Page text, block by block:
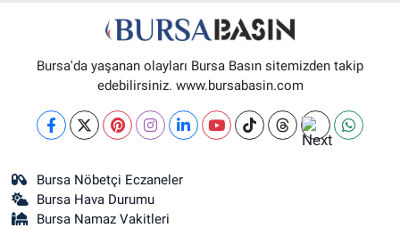
Bursa'da yaşanan olayları Bursa Basın sitemizden takip
edebilirsiniz. www.bursabasin.com
Bursa Nöbetçi Eczaneler
Bursa Hava Durumu
Bursa Namaz Vakitleri